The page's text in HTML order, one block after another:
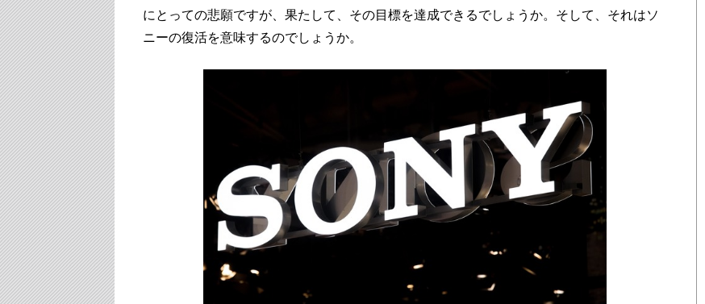
にとっての悲願ですが、果たして、その目標を達成できるでしょうか。そして、それはソ
ニーの復活を意味するのでしょうか。